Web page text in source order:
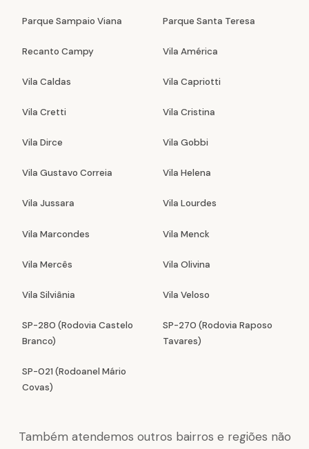
Parque Sampaio Viana Parque Santa Teresa
Recanto Campy Vila América
Vila Caldas Vila Capriotti
Vila Cretti Vila Cristina
Vila Dirce Vila Gobbi
Vila Gustavo Correia Vila Helena
Vila Jussara Vila Lourdes
Vila Marcondes Vila Menck
Vila Mercês Vila Olivina
Vila Silviânia Vila Veloso
SP-280 (Rodovia Castelo
Branco)
SP-270 (Rodovia Raposo
Tavares)
SP-021 (Rodoanel Mário
Covas)
Também atendemos outros bairros e regiões não